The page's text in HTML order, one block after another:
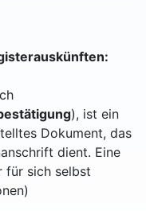
), ist ein
Dokument, das
dient. Eine
für sich selbst